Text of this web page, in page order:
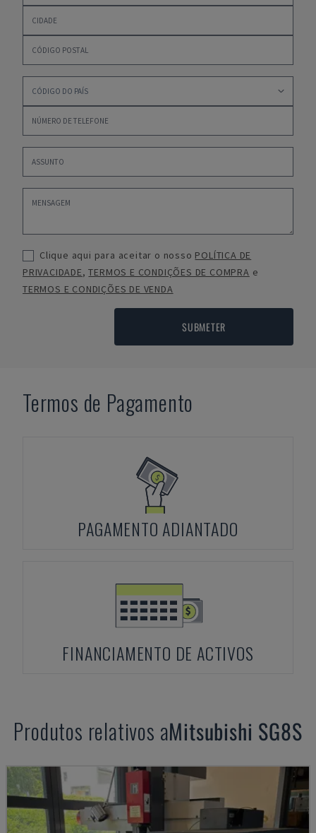
Clique aqui para aceitar o nosso POLÍTICA DE
PRIVACIDADE,TERMOS E CONDIÇÕES DE COMPRA e
TERMOS E CONDIÇÕES DE VENDA
SUBMETER
Termos de Pagamento
PAGAMENTO ADIANTADO
FINANCIAMENTO DE ACTIVOS
Produtos relativos aMitsubishi SG8S